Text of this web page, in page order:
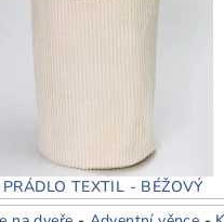
TEXTIL - BÉŽOVÝ